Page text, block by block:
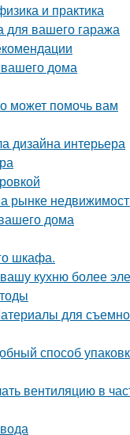
и практика
для вашего гаража
дома
может помочь вам
дизайна интерьера
рынке
дома
шкафа.
кухню более
для
способ
вентиляцию в